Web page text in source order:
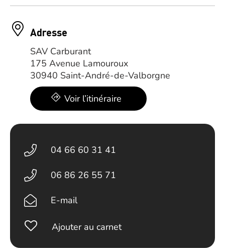
Adresse
SAV Carburant
175 Avenue Lamouroux
30940 Saint-André-de-Valborgne
Voir l’itinéraire
04 66 60 31 41
06 86 26 55 71
E-mail
Ajouter au carnet